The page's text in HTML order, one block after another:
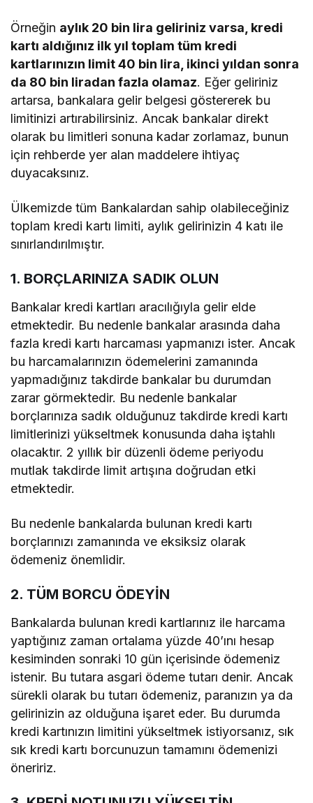
Örneğin aylık 20 bin lira geliriniz varsa, kredi
kartı aldığınız ilk yıl toplam tüm kredi
kartlarınızın limit 40 bin lira, ikinci yıldan sonra
da 80 bin liradan fazla olamaz. Eğer geliriniz
artarsa, bankalara gelir belgesi göstererek bu
limitinizi artırabilirsiniz. Ancak bankalar direkt
olarak bu limitleri sonuna kadar zorlamaz, bunun
için rehberde yer alan maddelere ihtiyaç
duyacaksınız.
Ülkemizde tüm Bankalardan sahip olabileceğiniz
toplam kredi kartı limiti, aylık gelirinizin 4 katı ile
sınırlandırılmıştır.
1. BORÇLARINIZA SADIK OLUN
Bankalar kredi kartları aracılığıyla gelir elde
etmektedir. Bu nedenle bankalar arasında daha
fazla kredi kartı harcaması yapmanızı ister. Ancak
bu harcamalarınızın ödemelerini zamanında
yapmadığınız takdirde bankalar bu durumdan
zarar görmektedir. Bu nedenle bankalar
borçlarınıza sadık olduğunuz takdirde kredi kartı
limitlerinizi yükseltmek konusunda daha iştahlı
olacaktır. 2 yıllık bir düzenli ödeme periyodu
mutlak takdirde limit artışına doğrudan etki
etmektedir.
Bu nedenle bankalarda bulunan kredi kartı
borçlarınızı zamanında ve eksiksiz olarak
ödemeniz önemlidir.
2. TÜM BORCU ÖDEYİN
Bankalarda bulunan kredi kartlarınız ile harcama
yaptığınız zaman ortalama yüzde 40’ını hesap
kesiminden sonraki 10 gün içerisinde ödemeniz
istenir. Bu tutara asgari ödeme tutarı denir. Ancak
sürekli olarak bu tutarı ödemeniz, paranızın ya da
gelirinizin az olduğuna işaret eder. Bu durumda
kredi kartınızın limitini yükseltmek istiyorsanız, sık
sık kredi kartı borcunuzun tamamını ödemenizi
öneririz.